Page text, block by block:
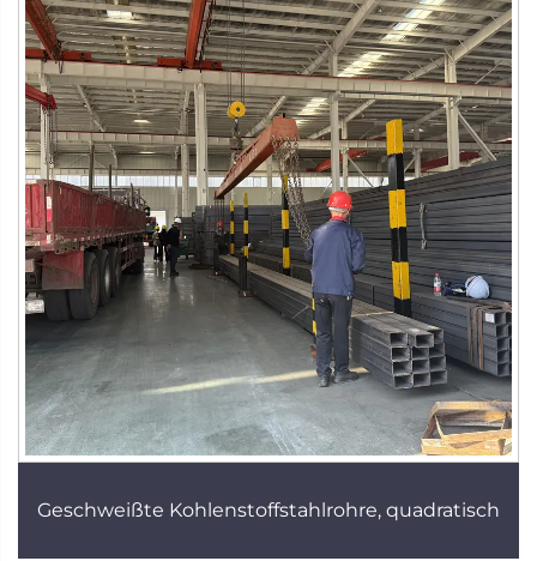
Geschweißte Kohlenstoffstahlrohre, quadratisch